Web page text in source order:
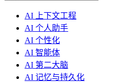
AI 上下文工程
AI 个人助手
AI 个性化
AI 智能体
AI 第二大脑
AI 记忆与持久化